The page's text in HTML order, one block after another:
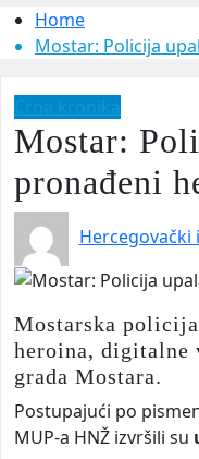
Home
Mostar: Policija
Mostar:
pronađeni
Hercegovački
Mostarska
heroina, digitalne
grada Mostara.
Postupajući po
MUP-a HNŽ izvršili su